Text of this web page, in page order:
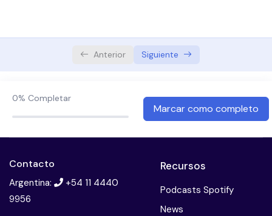
Modulo 4
Anterior Siguiente
0% Completar
Marcar como completo
Contacto
Argentina:
+54 11 4440
9956
Recursos
Podcasts Spotify
News